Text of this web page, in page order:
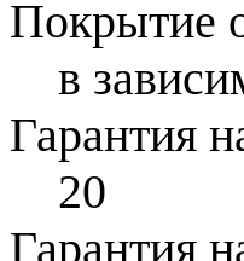
Покрытие
в
Гарантия
20
Гарантия